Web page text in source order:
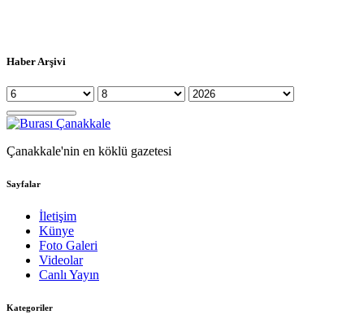
Haber Arşivi
Çanakkale'nin en köklü gazetesi
Sayfalar
İletişim
Künye
Foto Galeri
Videolar
Canlı Yayın
Kategoriler